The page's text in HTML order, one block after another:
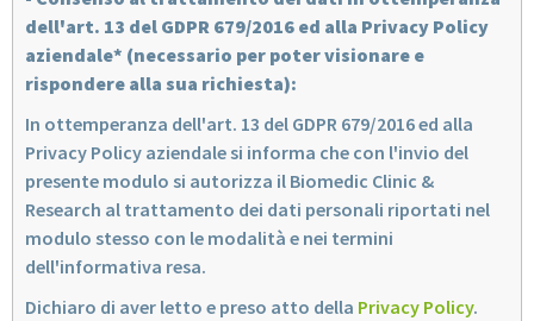
dell'art. 13 del GDPR 679/2016 ed alla Privacy Policy
aziendale* (necessario per poter visionare e
rispondere alla sua richiesta):
In ottemperanza dell'art. 13 del GDPR 679/2016 ed alla
Privacy Policy aziendale si informa che con l'invio del
presente modulo si autorizza il Biomedic Clinic &
Research al trattamento dei dati personali riportati nel
modulo stesso con le modalità e nei termini
dell'informativa resa.
Dichiaro di aver letto e preso atto della Privacy Policy.